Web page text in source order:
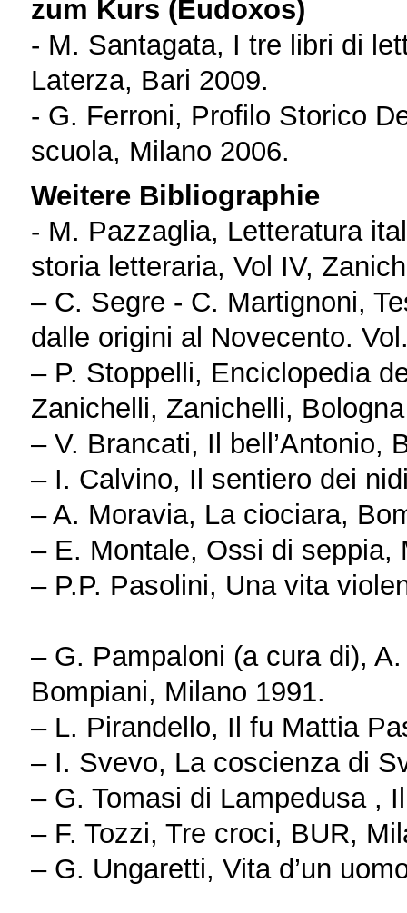
zum Kurs (Eudoxos)
- Μ. Santagata, I tre libri di
Laterza, Bari 2009.
- G. Ferroni, Profilo Storico
scuola, Milano 2006.
Weitere Bibliographie
- M. Pazzaglia, Letteratura
storia letteraria, Vol IV,
– C. Segre - C. Martignoni,
dalle origini al Novecento.
– P. Stoppelli, Enciclopedia
Zanichelli, Zanichelli,
– V. Brancati, Il bell’Antonio,
– I. Calvino, Il sentiero dei
– A. Moravia, La ciociara,
– E. Montale, Ossi di seppia,
– P.P. Pasolini, Una vita
– G. Pampaloni (a cura di),
Bompiani, Milano 1991.
– L. Pirandello, Il fu Mattia
– Ι. Svevo, La coscienza di
– G. Tomasi di Lampedusa ,
– F. Tozzi, Tre croci, BUR,
– G. Ungaretti, Vita d’un